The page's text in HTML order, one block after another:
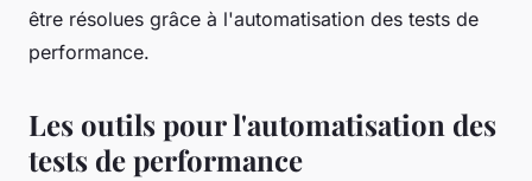
être résolues grâce à l'automatisation des tests de
performance.
Les outils pour l'automatisation des
tests de performance